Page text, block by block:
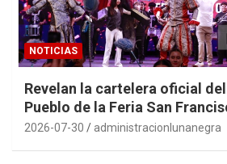
NOTICIAS
Revelan la cartelera oficial
Pueblo de la Feria San
2026-07-30 administracionlunanegra